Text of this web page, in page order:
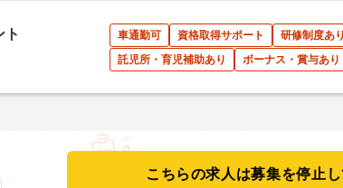
ト 車通勤可 資格取得サポート 研修制度あり
託児所・育児補助あり
ボーナス・賞与あり
こちらの求人は募集を停止し